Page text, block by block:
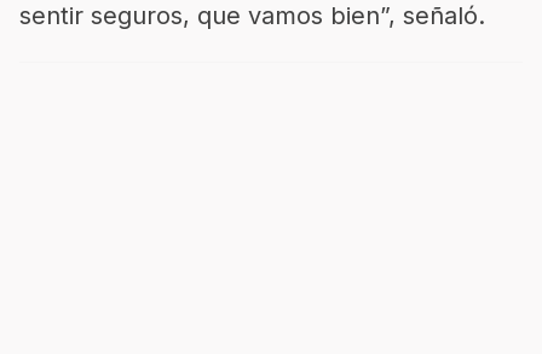
sentir seguros, que vamos bien”, señaló.